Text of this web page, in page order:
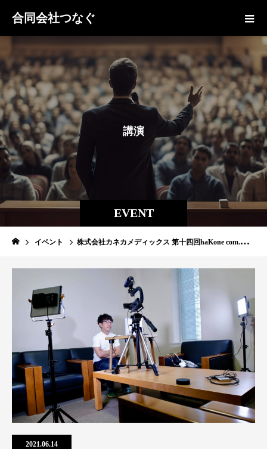
合同会社つなぐ
EVENT
講演
イベント 株式会社カネカメディックス 第十四回haKone com.にてオンライン講演
2021.06.14